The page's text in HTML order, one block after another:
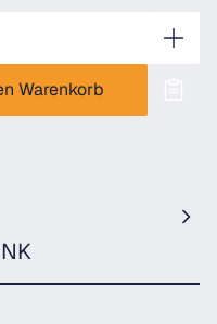
Warenkorb